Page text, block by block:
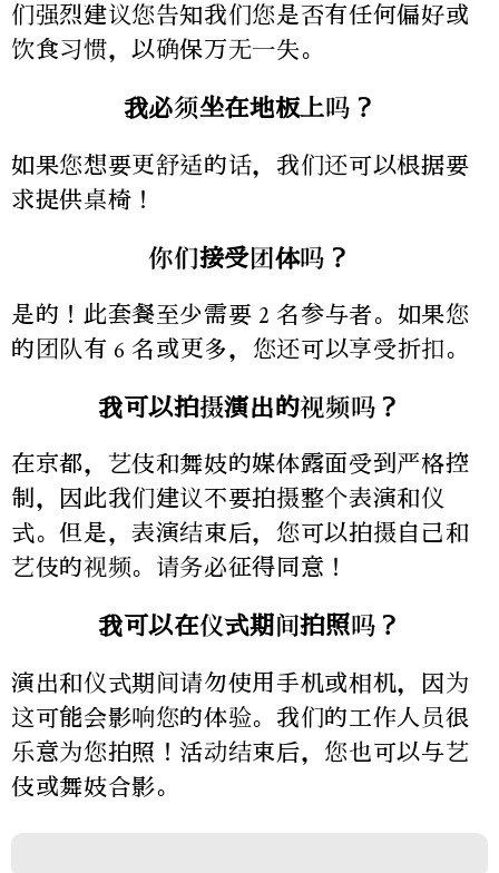
们强烈建议您告知我们您是否有任何偏好或
饮食习惯，以确保万无一失。
我必须坐在地板上吗？
如果您想要更舒适的话，我们还可以根据要
求提供桌椅！
你们接受团体吗？
是的！此套餐至少需要 2 名参与者。如果您
的团队有 6 名或更多，您还可以享受折扣。
我可以拍摄演出的视频吗？
在京都，艺伎和舞妓的媒体露面受到严格控
制，因此我们建议不要拍摄整个表演和仪
式。但是，表演结束后，您可以拍摄自己和
艺伎的视频。请务必征得同意！
我可以在仪式期间拍照吗？
演出和仪式期间请勿使用手机或相机，因为
这可能会影响您的体验。我们的工作人员很
乐意为您拍照！活动结束后，您也可以与艺
伎或舞妓合影。